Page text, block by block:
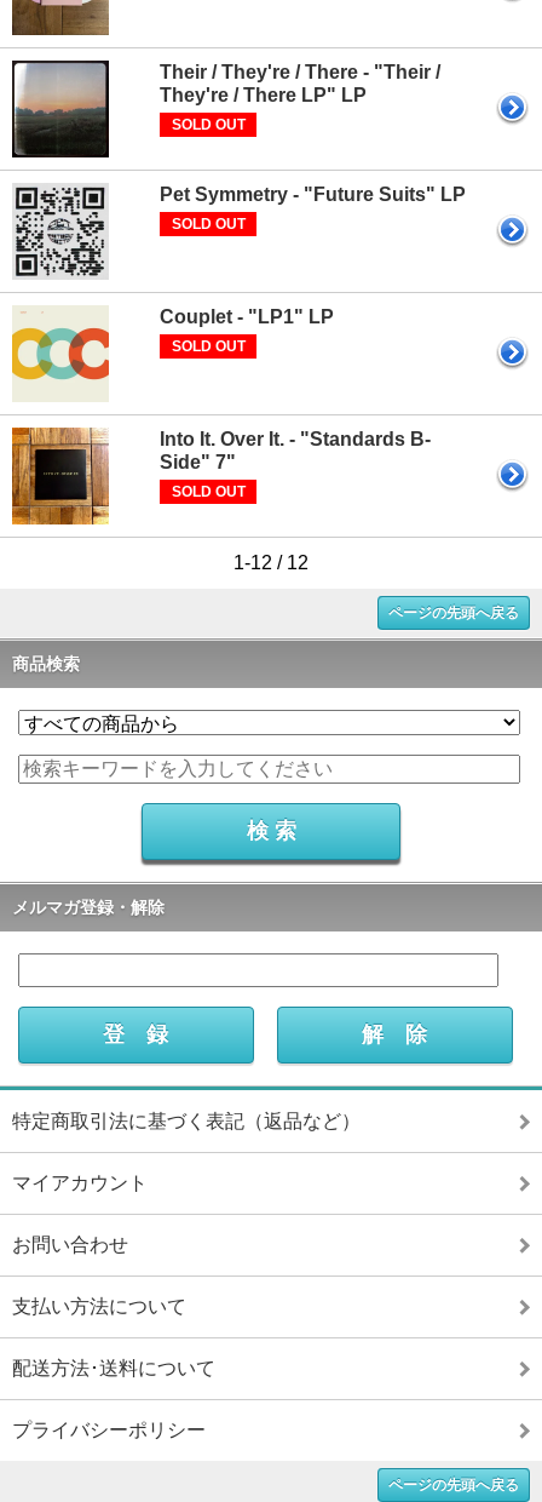
Their / They're / There - "Their /
They're / There LP" LP
SOLD OUT
Pet Symmetry - "Future Suits" LP
SOLD OUT
Couplet - "LP1" LP
SOLD OUT
Into It. Over It. - "Standards B-
Side" 7"
SOLD OUT
1-12 / 12
ページの先頭へ戻る
商品検索
メルマガ登録・解除
特定商取引法に基づく表記（返品など）
マイアカウント
お問い合わせ
支払い方法について
配送方法･送料について
プライバシーポリシー
ページの先頭へ戻る